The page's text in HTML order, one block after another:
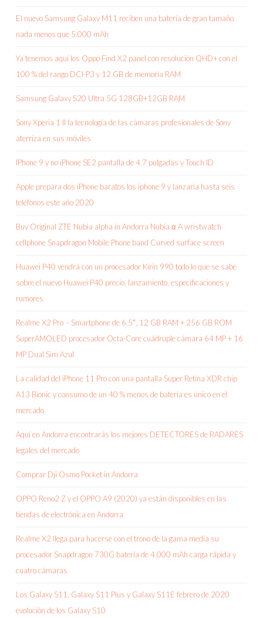
El nuevo Samsung Galaxy M11 reciben una batería de gran tamaño
nada menos que 5.000 mAh
Ya tenemos aquí los Oppo Find X2 panel con resolución QHD+ con el
100 % del rango DCI-P3 y 12 GB de memoria RAM
Samsung Galaxy S20 Ultra 5G 128GB+12GB RAM
Sony Xperia 1 II la tecnología de las cámaras profesionales de Sony
aterriza en sus móviles
IPhone 9 y no iPhone SE2 pantalla de 4,7 pulgadas y Touch ID
Apple prepara dos iPhone baratos los iphone 9 y lanzaría hasta seis
teléfonos este año 2020
Buy Original ZTE Nubia alpha in Andorra Nubia α A wristwatch
cellphone Snapdragon Mobile Phone band Curved surface screen
Huawei P40 vendrá con un procesador Kirin 990 todo lo que se sabe
sobre el nuevo Huawei P40 precio, lanzamiento, especificaciones y
rumores
Realme X2 Pro – Smartphone de 6.5″, 12 GB RAM + 256 GB ROM
SuperAMOLED procesador Octa-Core cuádruple cámara 64 MP + 16
MP Dual Sim Azul
La calidad del iPhone 11 Pro con una pantalla Super Retina XDR chip
A13 Bionic y consumo de un 40 % menos de batería es único en el
mercado
Aquí en Andorra encontrarás los mejores DETECTORES de RADARES
legales del mercado
Comprar Dji Osmo Pocket in Andorra
OPPO Reno2 Z y el OPPO A9 (2020) ya están disponibles en las
tiendas de electrónica en Andorra
Realme X2 llega para hacerse con el trono de la gama media su
procesador Snapdragon 730G batería de 4.000 mAh carga rápida y
cuatro cámaras
Los Galaxy S11, Galaxy S11 Plus y Galaxy S11E febrero de 2020
evolución de los Galaxy S10